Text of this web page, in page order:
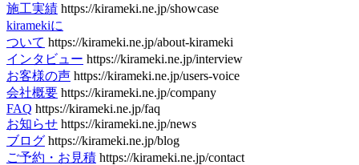
施工実績 https://kirameki.ne.jp/showcase
kiramekiに
ついて https://kirameki.ne.jp/about-kirameki
インタビュー https://kirameki.ne.jp/interview
お客様の声 https://kirameki.ne.jp/users-voice
会社概要 https://kirameki.ne.jp/company
FAQ https://kirameki.ne.jp/faq
お知らせ https://kirameki.ne.jp/news
ブログ https://kirameki.ne.jp/blog
ご予約・お見積 https://kirameki.ne.jp/contact